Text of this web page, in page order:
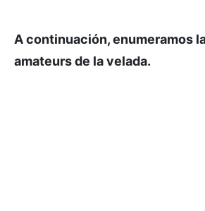
A continuación, enumeramos
amateurs de la velada.